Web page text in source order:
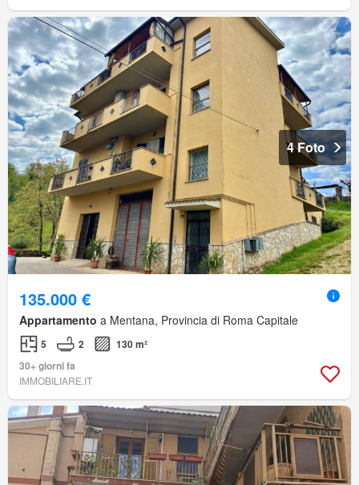
4 Foto
135.000 €
Appartamento a Mentana, Provincia di Roma Capitale
5 2
130 m²
30+ giorni fa
IMMOBILIARE.IT